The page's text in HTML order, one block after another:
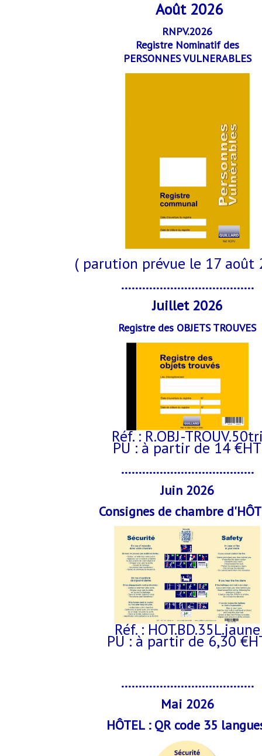
Août 2026
RNPV.2026
Registre Nominatif des
PERSONNES VULNERABLES
( parution prévue le 17 août
......................................
Juillet 2026
Registre des OBJETS TROUVES
Réf. : R.OBJ-
PU : à partir de 14 €HT
......................................
Juin 2026
Consignes de chambre
Réf. : HOT.BD.35L.jaune
PU : à partir de 6,30
......................................
Mai 2026
HÔTEL : QR code 35